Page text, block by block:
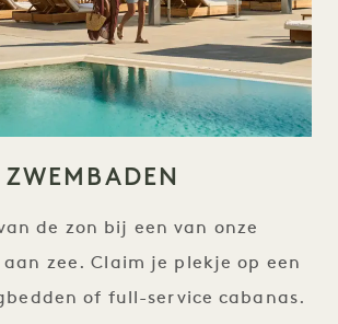
ZWEMBADEN
de zon bij een van onze
zee. Claim je plekje op een
of full-service cabanas.